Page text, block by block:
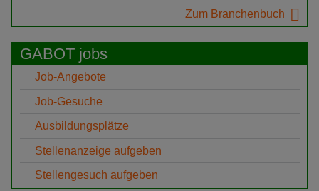
Zum Branchenbuch
GABOT jobs
Job-Angebote
Job-Gesuche
Ausbildungsplätze
Stellenanzeige aufgeben
Stellengesuch aufgeben